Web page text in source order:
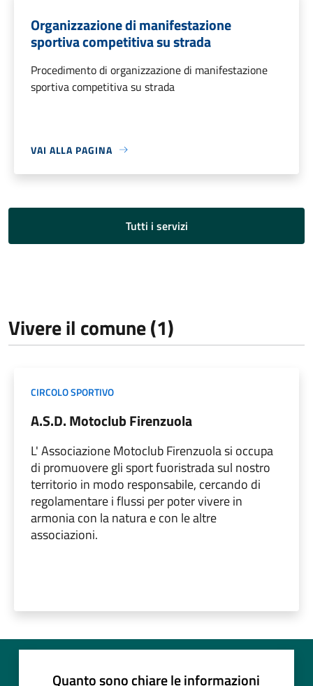
Organizzazione di manifestazione
sportiva competitiva su strada
Procedimento di organizzazione di manifestazione
sportiva competitiva su strada
VAI ALLA PAGINA
Tutti i servizi
Vivere il comune (1)
CIRCOLO SPORTIVO
A.S.D. Motoclub Firenzuola
L' Associazione Motoclub Firenzuola si occupa
di promuovere gli sport fuoristrada sul nostro
territorio in modo responsabile, cercando di
regolamentare i flussi per poter vivere in
armonia con la natura e con le altre
associazioni.
Quanto sono chiare le informazioni